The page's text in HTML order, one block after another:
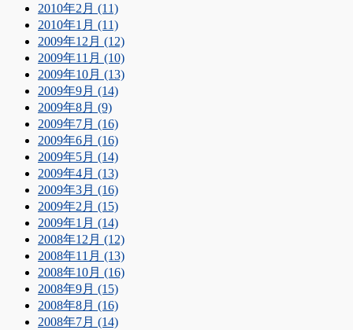
2010年2月 (11)
2010年1月 (11)
2009年12月 (12)
2009年11月 (10)
2009年10月 (13)
2009年9月 (14)
2009年8月 (9)
2009年7月 (16)
2009年6月 (16)
2009年5月 (14)
2009年4月 (13)
2009年3月 (16)
2009年2月 (15)
2009年1月 (14)
2008年12月 (12)
2008年11月 (13)
2008年10月 (16)
2008年9月 (15)
2008年8月 (16)
2008年7月 (14)